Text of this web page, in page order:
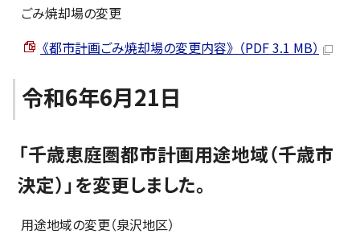
ごみ焼却場の変更
《都市計画ごみ焼却場の変更内容》 （PDF 3.1 MB）
令和6年6月21日
「千歳恵庭圏都市計画用途地域（千歳市
決定）」を変更しました。
用途地域の変更（泉沢地区）